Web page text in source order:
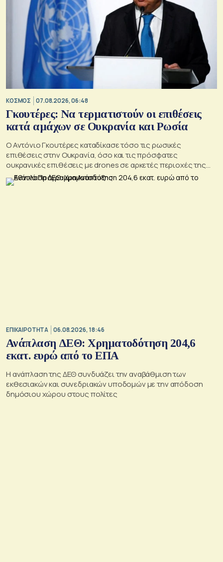
ΚΟΣΜΟΣ 07.08.2026, 06:48
Γκουτέρες: Να τερματιστούν οι επιθέσεις
κατά αμάχων σε Ουκρανία και Ρωσία
Ο Αντόνιο Γκουτέρες καταδίκασε τόσο τις ρωσικές
επιθέσεις στην Ουκρανία, όσο και τις πρόσφατες
ουκρανικές επιθέσεις με drones σε αρκετές περιοχές της
Ρωσίας, οι οποίες προκάλεσαν απώλειες μεταξύ αμάχων και
ζημιές σε μη στρατιωτικές υποδομές.
ΕΠΙΚΑΙΡΟΤΗΤΑ 06.08.2026, 18:46
Ανάπλαση ΔΕΘ: Χρηματοδότηση 204,6
εκατ. ευρώ από το ΕΠΑ
Η ανάπλαση της ΔΕΘ συνδυάζει την αναβάθμιση των
εκθεσιακών και συνεδριακών υποδομών με την απόδοση
δημόσιου χώρου στους πολίτες